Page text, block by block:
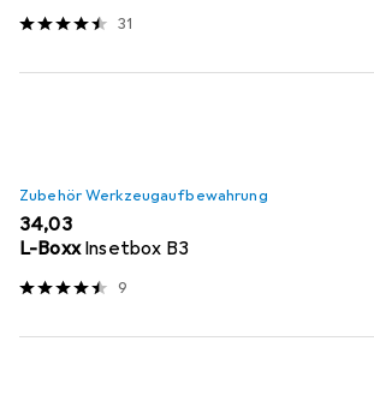
31
Zubehör Werkzeugaufbewahrung
EUR
34,03
L-Boxx Insetbox B3
9